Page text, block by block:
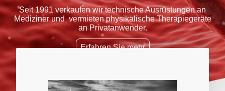
Seit 1991 verkaufen wir technische Ausrüstungen an
Mediziner und vermieten physikalische Therapiegeräte
an Privatanwender.
Erfahren Sie mehr